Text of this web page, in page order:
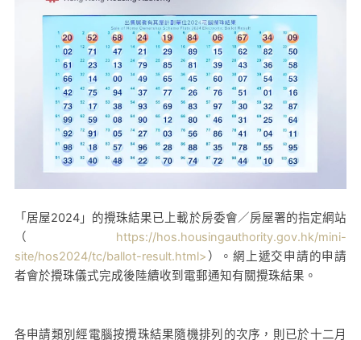
「居屋2024」的攪珠結果已上載於房委會／房屋署的指定網站
（ https://hos.housingauthority.gov.hk/mini-
site/hos2024/tc/ballot-result.html> ）。網上遞交申請的申請
者會於攪珠儀式完成後陸續收到電郵通知有關攪珠結果。
各申請類別經電腦按攪珠結果隨機排列的次序，則已於十二月